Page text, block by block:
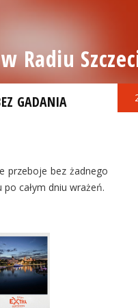
Radiu
GADANIA
przeboje bez żadnego
po całym dniu wrażeń.